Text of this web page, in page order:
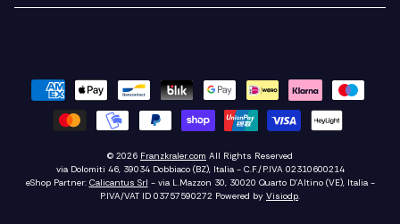
© 2026 Franzkraler.com All Rights Reserved
via Dolomiti 46, 39034 Dobbiaco (BZ), Italia - C.F./P.IVA 02310600214
eShop Partner: Calicantus Srl - via L.Mazzon 30, 30020 Quarto D'Altino (VE), Italia -
P.IVA/VAT ID 03757590272 Powered by Visiodp.